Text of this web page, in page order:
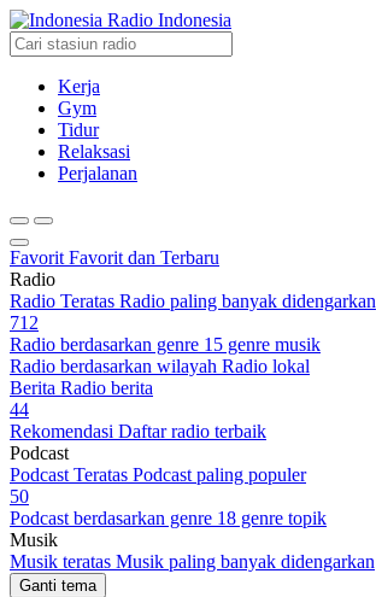
Radio Indonesia
Kerja
Gym
Tidur
Relaksasi
Perjalanan
Favorit Favorit dan Terbaru
Radio
Radio Teratas Radio paling banyak didengarkan
712
Radio berdasarkan genre 15 genre musik
Radio berdasarkan wilayah Radio lokal
Berita Radio berita
44
Rekomendasi Daftar radio terbaik
Podcast
Podcast Teratas Podcast paling populer
50
Podcast berdasarkan genre 18 genre topik
Musik
Musik teratas Musik paling banyak didengarkan
Ganti tema